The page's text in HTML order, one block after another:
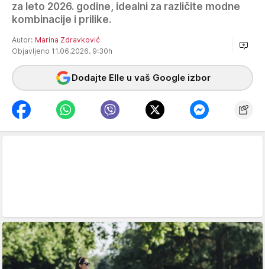
za leto 2026. godine, idealni za različite modne
kombinacije i prilike.
Autor: Marina Zdravković
Objavljeno 11.06.2026. 9:30h
Dodajte Elle u vaš Google izbor